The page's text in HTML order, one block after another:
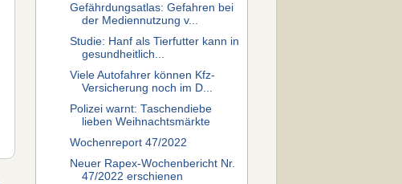
Gefährdungsatlas: Gefahren bei
der Mediennutzung v...
Studie: Hanf als Tierfutter kann in
gesundheitlich...
Viele Autofahrer können Kfz-
Versicherung noch im D...
Polizei warnt: Taschendiebe
lieben Weihnachtsmärkte
Wochenreport 47/2022
Neuer Rapex-Wochenbericht Nr.
47/2022 erschienen